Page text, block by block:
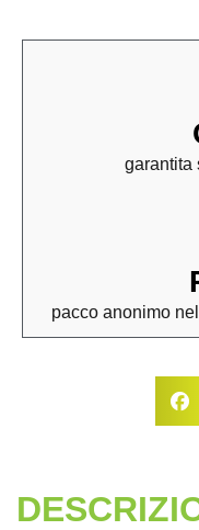
garantita
pacco anonimo